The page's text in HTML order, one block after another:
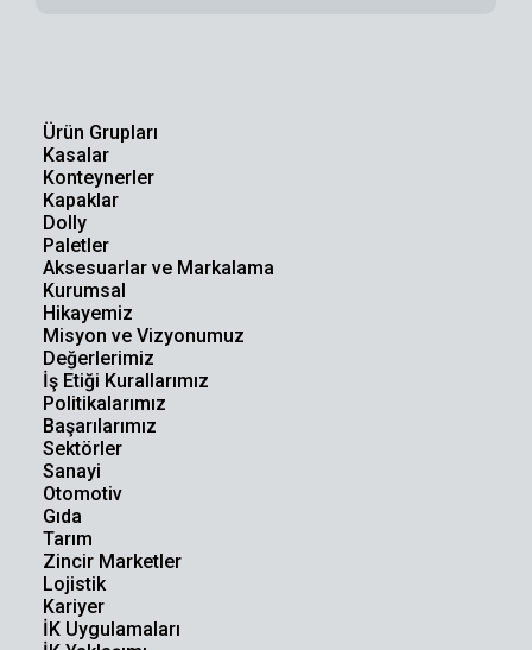
Ürün Grupları
Kasalar
Konteynerler
Kapaklar
Dolly
Paletler
Aksesuarlar ve Markalama
Kurumsal
Hikayemiz
Misyon ve Vizyonumuz
Değerlerimiz
İş Etiği Kurallarımız
Politikalarımız
Başarılarımız
Sektörler
Sanayi
Otomotiv
Gıda
Tarım
Zincir Marketler
Lojistik
Kariyer
İK Uygulamaları